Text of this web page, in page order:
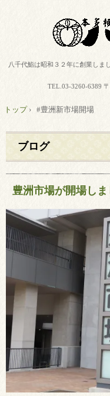
八千代鮨は昭和３２年に創業しま
TEL. 03-3260-6389
トップ› #豊洲新市場開場
ブログ
豊洲市場が開場しま